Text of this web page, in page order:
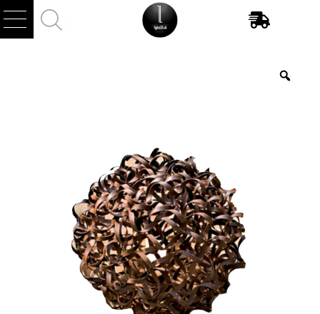
search